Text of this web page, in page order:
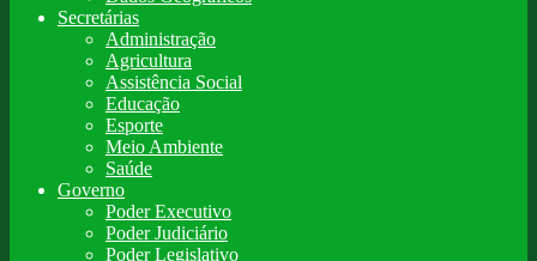
Secretárias
Administração
Agricultura
Assistência Social
Educação
Esporte
Meio Ambiente
Saúde
Governo
Poder Executivo
Poder Judiciário
Poder Legislativo